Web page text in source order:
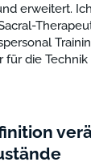
erweitert.
für die